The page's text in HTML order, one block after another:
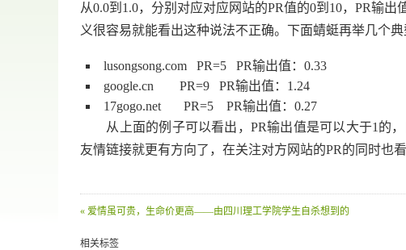
从0.0到1.0，分别对应对应网站的PR值的0到10，PR输
义很容易就能看出这种说法不正确。下面蜻蜓再举几个典
lusongsong.com PR=5 PR输出值：0.33
google.cn PR=9 PR输出值：1.24
17gogo.net PR=5 PR输出值：0.27
从上面的例子可以看出，PR输出值是可以大于1的，
友情链接就更有方向了，在关注对方网站的PR的同时也
« 爱情虽可贵，生命价更高——由四川理工学院学生自杀想到的
相关标签